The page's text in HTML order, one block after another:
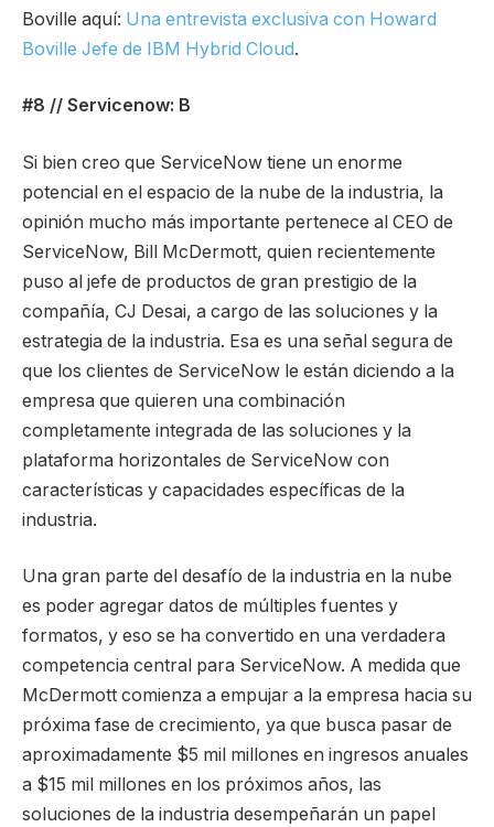
Boville aquí: Una entrevista exclusiva con Howard
Boville Jefe de IBM Hybrid Cloud.
#8 // Servicenow: B
Si bien creo que ServiceNow tiene un enorme
potencial en el espacio de la nube de la industria, la
opinión mucho más importante pertenece al CEO de
ServiceNow, Bill McDermott, quien recientemente
puso al jefe de productos de gran prestigio de la
compañía, CJ Desai, a cargo de las soluciones y la
estrategia de la industria. Esa es una señal segura de
que los clientes de ServiceNow le están diciendo a la
empresa que quieren una combinación
completamente integrada de las soluciones y la
plataforma horizontales de ServiceNow con
características y capacidades específicas de la
industria.
Una gran parte del desafío de la industria en la nube
es poder agregar datos de múltiples fuentes y
formatos, y eso se ha convertido en una verdadera
competencia central para ServiceNow. A medida que
McDermott comienza a empujar a la empresa hacia su
próxima fase de crecimiento, ya que busca pasar de
aproximadamente $5 mil millones en ingresos anuales
a $15 mil millones en los próximos años, las
soluciones de la industria desempeñarán un papel